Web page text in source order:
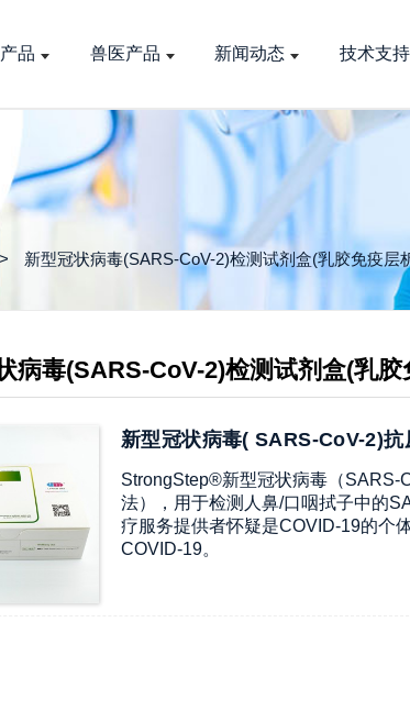
品 兽医产品 新闻动态 技术支持
新型冠状病毒(SARS-CoV-2)检测试剂盒(乳胶免疫层
病毒(SARS-CoV-2)检测试剂盒(乳
新型冠状病毒( SARS-CoV-2)抗
StrongStep®新型冠状病毒（SARS-
法），用于检测人鼻/口咽拭子中的
疗服务提供者怀疑是COVID-19的个
COVID-19。